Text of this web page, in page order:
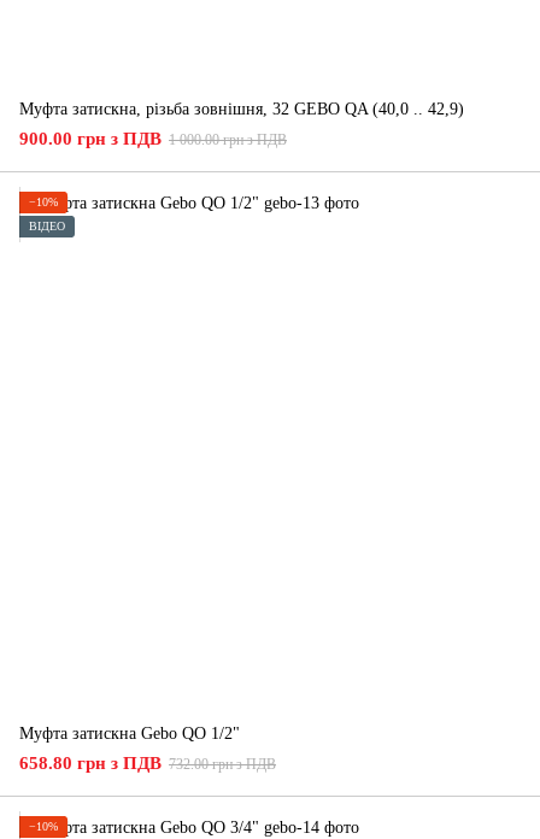
Муфта затискна, різьба зовнішня, 32 GEBO QA (40,0 .. 42,9)
900.00 грн з ПДВ 1 000.00 грн з ПДВ
−10%
ВІДЕО
Муфта затискна Gebo QO 1/2"
658.80 грн з ПДВ 732.00 грн з ПДВ
−10%